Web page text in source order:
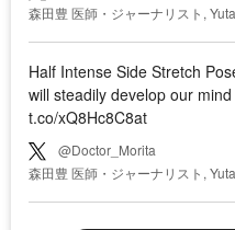
森田豊 医師・ジャーナリスト,
Half Intense Side Stretch
will steadily develop our
t.co/xQ8Hc8C8at
@Doctor_Morita
森田豊 医師・ジャーナリスト,